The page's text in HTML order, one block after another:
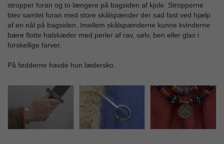
stropper foran og to længere på bagsiden af kjole. Stropperne
blev samlet foran med store skålspænder der sad fast ved hjælp
af en nål på bagsiden. Imellem skålspænderne kunne kvinderne
bære flotte halskæder med perler af rav, sølv, ben eller glas i
forskellige farver.
På fødderne havde hun lædersko.